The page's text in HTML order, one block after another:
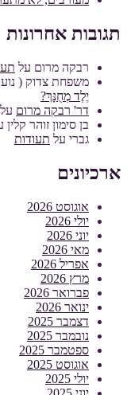
תגובות אחרונות
רבקה מרום על
משפחת צדוק (
יֶלֶד מְחֻנָּךְ?
דר' רבקה מרום על
בן סימון זוהר קלין
גברי על תעודות
ארכיונים
אוגוסט 2026
יולי 2026
יוני 2026
מאי 2026
אפריל 2026
מרץ 2026
פברואר 2026
ינואר 2026
דצמבר 2025
נובמבר 2025
ספטמבר 2025
אוגוסט 2025
יולי 2025